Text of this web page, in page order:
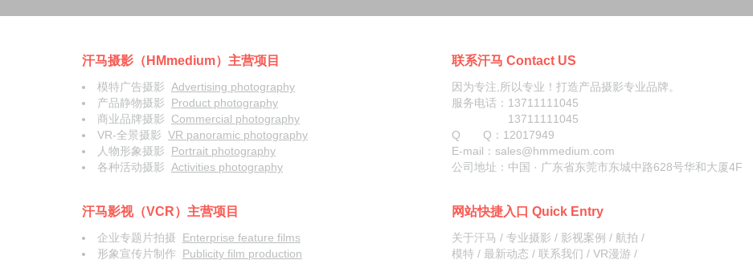
汗马摄影（HMmedium）主营项目
模特广告摄影 Advertising photography
产品静物摄影 Product photography
商业品牌摄影 Commercial photography
VR-全景摄影 VR panoramic photography
人物形象摄影 Portrait photography
各种活动摄影 Activities photography
汗马影视（VCR）主营项目
企业专题片拍摄 Enterprise feature films
形象宣传片制作 Publicity film production
联系汗马 Contact US
因为专注,所以专业！打造产品摄影专业品牌。
服务电话：13711111045
13711111045
Q Q： 12017949
E-mail：sales@hmmedium.com
公司地址：中国 · 广东省东莞市东城中路628号华和大厦4F
网站快捷入口 Quick Entry
关于汗马 / 专业摄影 / 影视案例 / 航拍 /
模特 / 最新动态 / 联系我们 / VR漫游 /